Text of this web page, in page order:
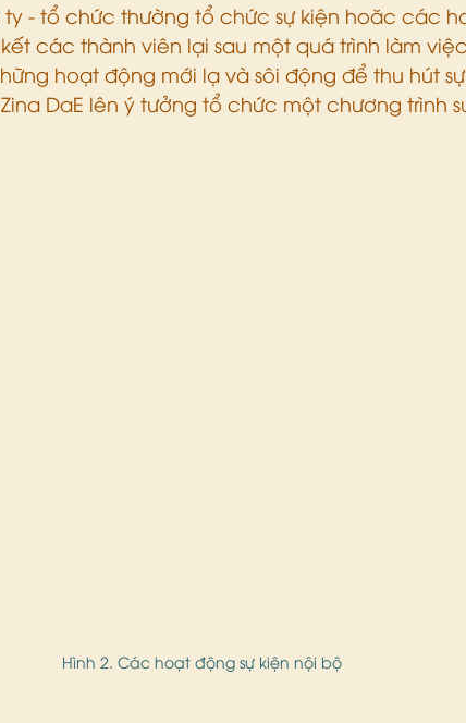
- tổ chức thường tổ chức sự kiện hoăc các
các thành viên lại sau một quá trình làm
hoạt động mới lạ và sôi động để thu hút
DaE lên ý tưởng tổ chức một chương trình
Hình 2. Các hoạt động sự kiện nội bộ